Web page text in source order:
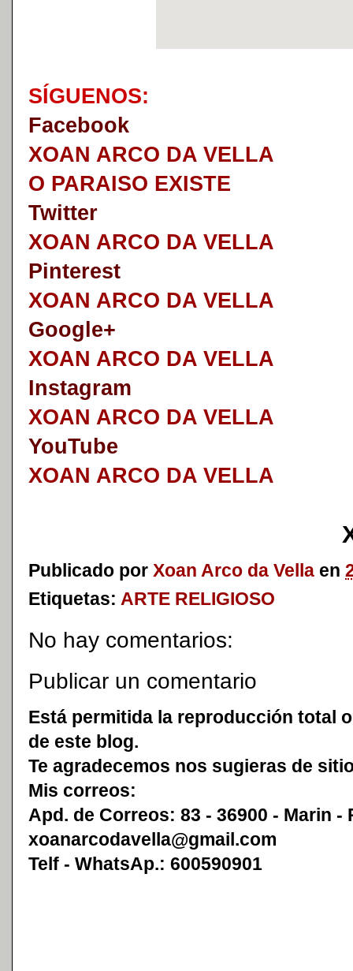
SÍGUENOS:
Facebook
XOAN ARCO DA VELLA
O PARAISO EXISTE
Twitter
XOAN ARCO DA VELLA
Pinterest
XOAN ARCO DA VELLA
Google+
XOAN ARCO DA VELLA
Instagram
XOAN ARCO DA VELLA
YouTube
XOAN ARCO DA VELLA
Publicado por Xoan Arco da Vella en
Etiquetas: ARTE RELIGIOSO
No hay comentarios:
Publicar un comentario
Está permitida la reproducción total
de este blog.
Te agradecemos nos sugieras de
Mis correos:
Apd. de Correos: 83 - 36900 - Marin -
xoanarcodavella@gmail.com
Telf - WhatsAp.: 600590901